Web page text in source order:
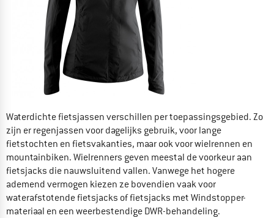
Waterdichte fietsjassen verschillen per toepassingsgebied. Zo
zijn er regenjassen voor dagelijks gebruik, voor lange
fietstochten en fietsvakanties, maar ook voor wielrennen en
mountainbiken. Wielrenners geven meestal de voorkeur aan
fietsjacks die nauwsluitend vallen. Vanwege het hogere
ademend vermogen kiezen ze bovendien vaak voor
waterafstotende fietsjacks of fietsjacks met Windstopper-
materiaal en een weerbestendige DWR-behandeling.